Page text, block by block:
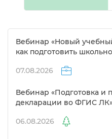
ебинар «Новый
как подготовить
07.08.2026
ебинар «Подготовка и
декларации во ФГИС
06.08.2026